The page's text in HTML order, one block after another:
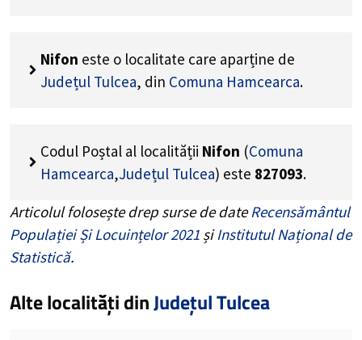
Nifon este o localitate care aparține de
Județul Tulcea, din Comuna Hamcearca.
Codul Poștal al localității Nifon (Comuna
Hamcearca,Județul Tulcea) este 827093.
Articolul folosește drep surse de dateRecensământul
Populației Și Locuințelor 2021 șiInstitutul Național de
Statistică.
Alte localități dinJudețul Tulcea